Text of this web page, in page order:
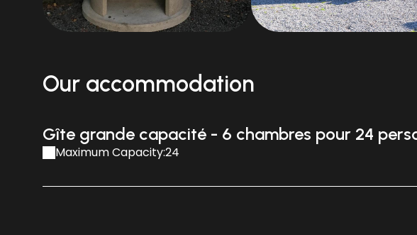
Our accommodation
Gîte grande capacité - 6 chambres pour 24
Maximum Capacity:24